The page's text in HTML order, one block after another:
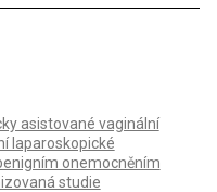
asistované vaginální
laparoskopické
onemocněním
studie